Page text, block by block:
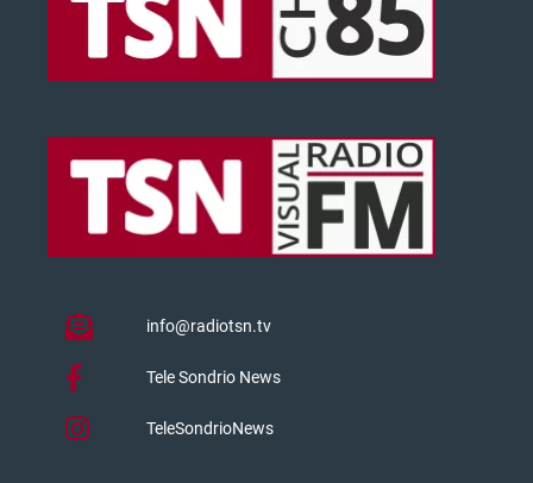
info@radiotsn.tv
Tele Sondrio News
TeleSondrioNews